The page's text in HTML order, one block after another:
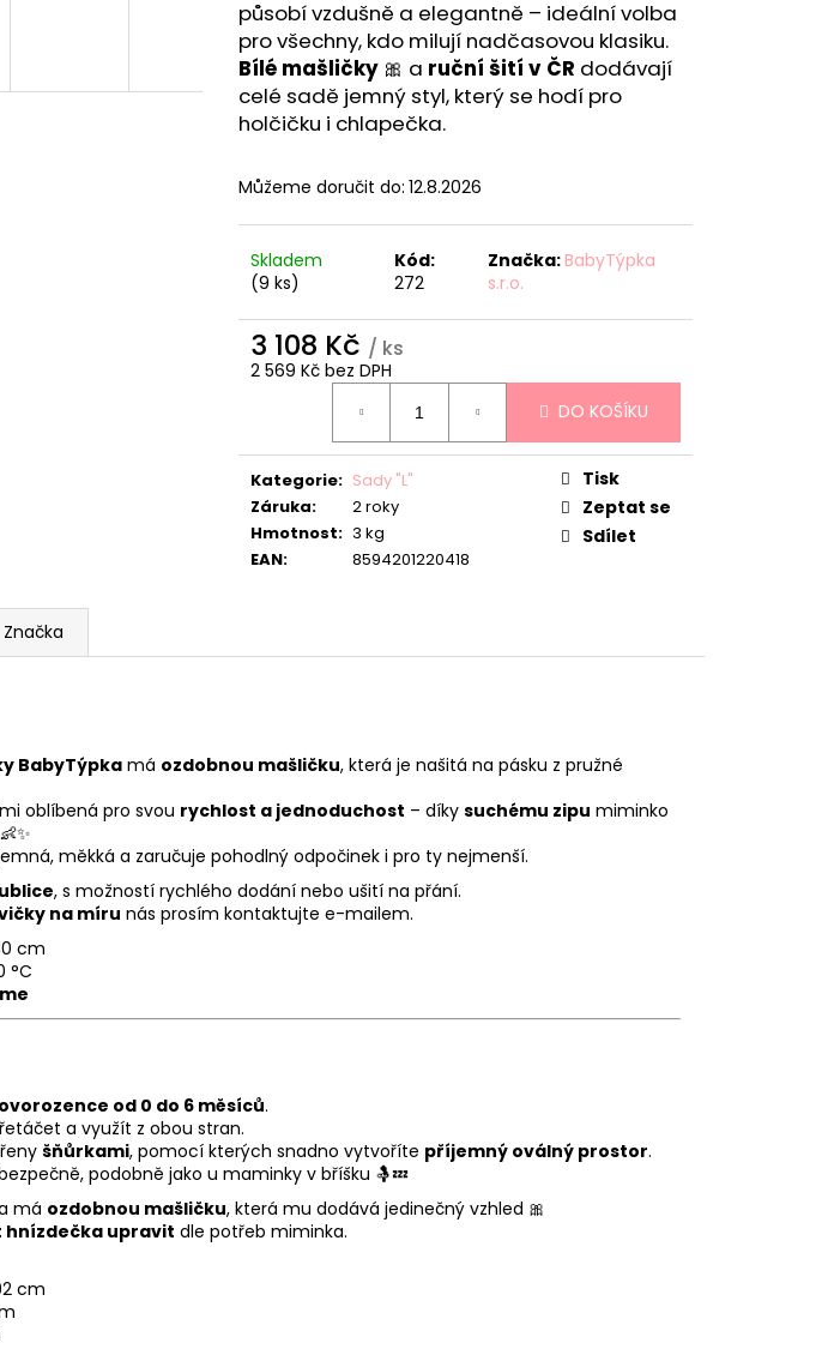
působí vzdušně a elegantně – ideální volba
pro všechny, kdo milují nadčasovou klasiku.
Bílé mašličky 🎀 a ruční šití v ČR dodávají
celé sadě jemný styl, který se hodí pro
holčičku i chlapečka.
Můžeme doručit do: 12.8.2026
Skladem
(9 ks)
Kód:
272
Značka: BabyTýpka
s.r.o.
3 108 Kč / ks
2 569 Kč bez DPH
DO KOŠÍKU
Kategorie: Sady "L"
Záruka:
2 roky
Hmotnost: 3 kg
EAN: 8594201220418
Tisk
Zeptat se
Sdílet
Značka
BabyTýpka má ozdobnou mašličku, která je našitá na pásku z pružné
oblíbená pro svou rychlost a jednoduchost – díky suchému zipu miminko
měkká a zaručuje pohodlný odpočinek i pro ty nejmenší.
, s možností rychlého dodání nebo ušití na přání.
na míru nás prosím kontaktujte e-mailem.
cm
°C
od 0 do 6 měsíců.
a využít z obou stran.
šňůrkami, pomocí kterých snadno vytvoříte příjemný oválný prostor.
podobně jako u maminky v bříšku 🤱💤
má ozdobnou mašličku, která mu dodává jedinečný vzhled 🎀
hnízdečka upravit dle potřeb miminka.
cm